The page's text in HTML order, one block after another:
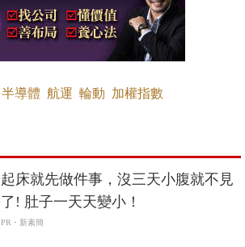
半導體 航運 輪動 加權指數
起床就先做件事，沒三天小腹就不見
了! 肚子一天天變小！
PR・新素簡